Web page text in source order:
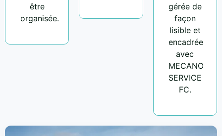
être
organisée.
gérée de
façon
lisible et
encadrée
avec
MECANO
SERVICE
FC.